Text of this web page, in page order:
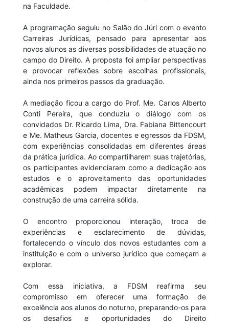
na Faculdade.
A programação seguiu no Salão do Júri com o evento
Carreiras Jurídicas, pensado para apresentar aos
novos alunos as diversas possibilidades de atuação no
campo do Direito. A proposta foi ampliar perspectivas
e provocar reflexões sobre escolhas profissionais,
ainda nos primeiros passos da graduação.
A mediação ficou a cargo do Prof. Me. Carlos Alberto
Conti Pereira, que conduziu o diálogo com os
convidados Dr. Ricardo Lima, Dra. Fabiana Bittencourt
e Me. Matheus Garcia, docentes e egressos da FDSM,
com experiências consolidadas em diferentes áreas
da prática jurídica. Ao compartilharem suas trajetórias,
os participantes evidenciaram como a dedicação aos
estudos e o aproveitamento das oportunidades
acadêmicas podem impactar diretamente na
construção de uma carreira sólida.
O encontro proporcionou interação, troca de
experiências e esclarecimento de dúvidas,
fortalecendo o vínculo dos novos estudantes com a
instituição e com o universo jurídico que começam a
explorar.
Com essa iniciativa, a FDSM reafirma seu
compromisso em oferecer uma formação de
excelência aos alunos do noturno, preparando-os para
os desafios e oportunidades do Direito